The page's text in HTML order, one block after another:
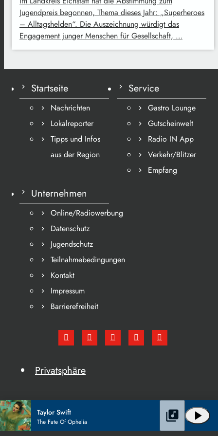
Jugendpreis begonnen, Thema dieses Jahr: „Superheroes
– Alltagshelden“. Die Auszeichnung würdigt das
Engagement junger Menschen für Gesellschaft, …
Startseite
Nachrichten
Lokalreporter
Tipps und Infos
aus der Region
Service
Gastro Lounge
Gutscheinwelt
Radio IN App
Verkehr/Blitzer
Empfang
Unternehmen
Online/Radiowerbung
Datenschutz
Jugendschutz
Teilnahmebedingungen
Kontakt
Impressum
Barrierefreiheit
Privatsphäre
Taylor Swift
The Fate Of Ophelia play_arrow
library_music